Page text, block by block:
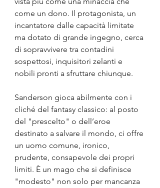
come un dono. Il protagonista, un
incantatore dalle capacità limitate
ma dotato di grande ingegno, cerca
di sopravvivere tra contadini
sospettosi, inquisitori zelanti e
nobili pronti a sfruttare chiunque.
Sanderson gioca abilmente con i
cliché del fantasy classico: al posto
del "prescelto" o dell’eroe
destinato a salvare il mondo, ci offre
un uomo comune, ironico,
prudente, consapevole dei propri
limiti. È un mago che si definisce
"modesto" non solo per mancanza